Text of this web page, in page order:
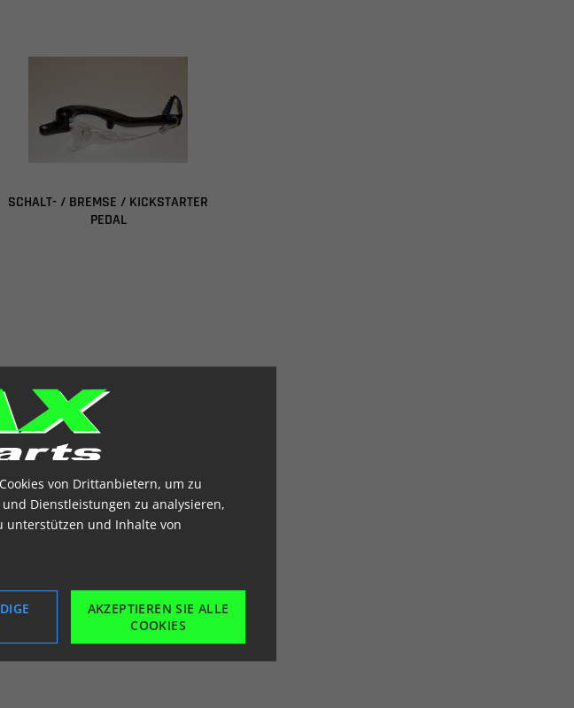
SCHALT- / BREMSE / KICKSTARTER
PEDAL
von Drittanbietern, um zu
Dienstleistungen zu analysieren,
unterstützen und Inhalte von
AKZEPTIEREN SIE ALLE
COOKIES